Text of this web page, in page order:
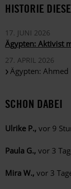
HISTORIE
17. JUNI 2026
Ägypten: Aktivist
27. APRIL 2026
Ägypten:
SCHON DABEI
Ulrike P., vor 9
Paula G., vor 3
Mira W., vor 3